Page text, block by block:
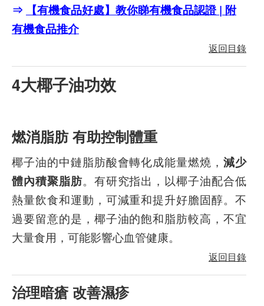
⇒
【有機食品好處】教你睇有機食品認證 | 附
有機食品推介
返回目錄
4大椰子油功效
燃消脂肪 有助控制體重
椰子油的中鏈脂肪酸會轉化成能量燃燒，減少
體內積聚脂肪。有研究指出，以椰子油配合低
熱量飲食和運動，可減重和提升好膽固醇。不
過要留意的是，椰子油的飽和脂肪較高，不宜
大量食用，可能影響心血管健康。
返回目錄
治理暗瘡 改善濕疹